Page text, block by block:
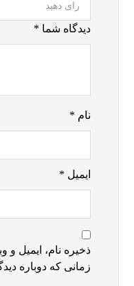
دیدگاه شما *
نام *
ایمیل *
ذخیره نام، ایمیل
زمانی که دوباره